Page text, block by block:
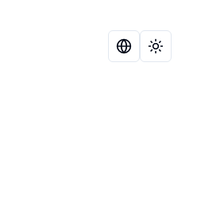
Language
Toggle